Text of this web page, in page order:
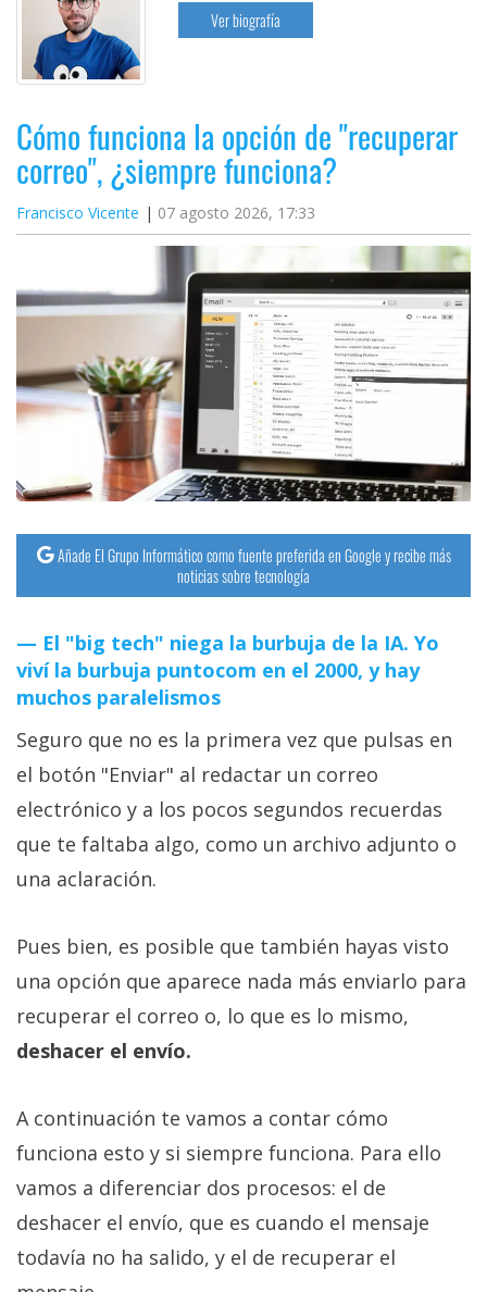
Ver biografía
Cómo funciona la opción de "recuperar
correo", ¿siempre funciona?
Francisco Vicente 07 agosto 2026, 17:33
Añade El Grupo Informático como fuente preferida en Google y recibe más
noticias sobre tecnología
El "big tech" niega la burbuja de la IA. Yo
viví la burbuja puntocom en el 2000, y hay
muchos paralelismos
Seguro que no es la primera vez que pulsas en
el botón "Enviar" al redactar un correo
electrónico y a los pocos segundos recuerdas
que te faltaba algo, como un archivo adjunto o
una aclaración.
Pues bien, es posible que también hayas visto
una opción que aparece nada más enviarlo para
recuperar el correo o, lo que es lo mismo,
deshacer el envío.
A continuación te vamos a contar cómo
funciona esto y si siempre funciona. Para ello
vamos a diferenciar dos procesos: el de
deshacer el envío, que es cuando el mensaje
todavía no ha salido, y el de recuperar el